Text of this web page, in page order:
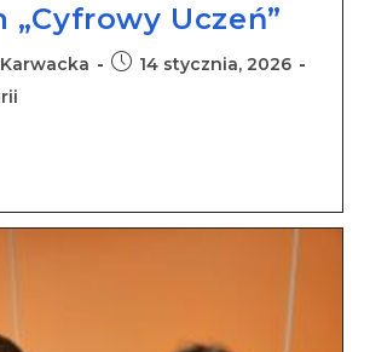
„Cyfrowy Uczeń”
14 stycznia, 2026